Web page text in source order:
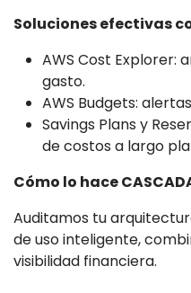
Soluciones efectivas
AWS Cost Explorer:
gasto.
AWS Budgets:
Savings Plans y
de costos a largo
Cómo lo hace
Auditamos tu
de uso inteligente,
visibilidad financiera.